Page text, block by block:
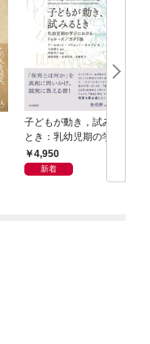
子どもが動き，試みる
とき：乳幼児期の学び
におけるドゥルーズ／
ガタリ論
4,950
新着